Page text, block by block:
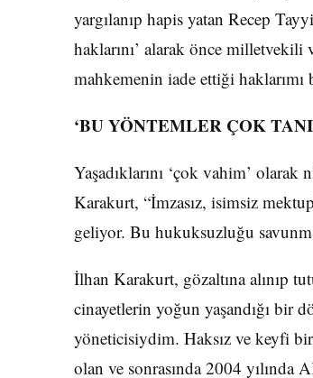
yargılanıp hapis yatan Recep
haklarını’ alarak önce
mahkemenin iade ettiği
‘BU YÖNTEMLER ÇOK
Yaşadıklarını ‘çok vahim’
Karakurt, “İmzasız, isimsiz
geliyor. Bu hukuksuzluğu
İlhan Karakurt, gözaltına alınıp
cinayetlerin yoğun yaşandığı bir
yöneticisiydim. Haksız ve keyfi
olan ve sonrasında 2004